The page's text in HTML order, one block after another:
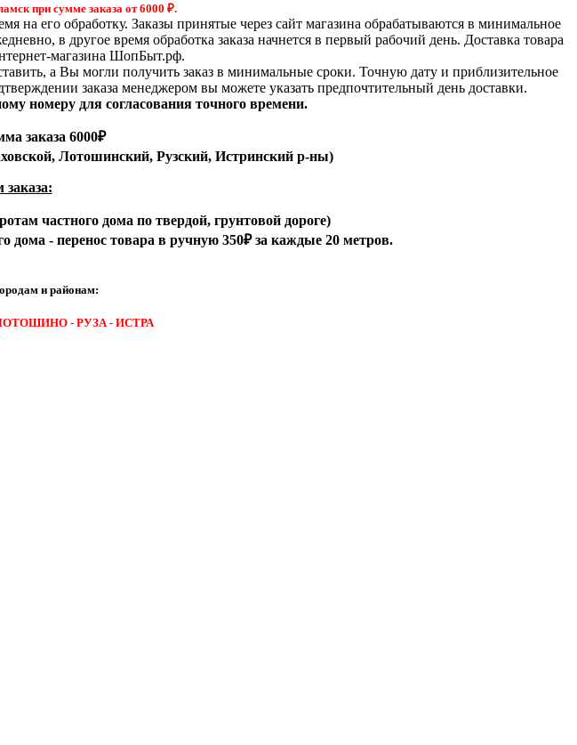
при сумме заказа от 6000 ₽.
его обработку. Заказы принятые через сайт магазина обрабатываются в минимальное
в другое время обработка заказа начнется в первый рабочий день. Доставка товара
магазина ШопБыт.рф.
а Вы могли получить заказ в минимальные сроки. Точную дату и приблизительное
заказа менеджером вы можете указать предпочтительный день доставки.
номеру для согласования точного времени.
заказа 6000₽
Лотошинский, Рузский, Истринский р-ны)
заказа:
частного дома по твердой, грунтовой дороге)
дома - перенос товара в ручную 350₽ за каждые 20 метров.
и районам:
- РУЗА - ИСТРА